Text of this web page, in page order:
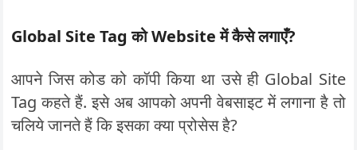
Global Site Tag को Website में कैसे लगाएँ?
आपने जिस कोड को कॉपी किया था उसे ही Global Site
Tag कहते हैं. इसे अब आपको अपनी वेबसाइट में लगाना है तो
चलिये जानते हैं कि इसका क्या प्रोसेस है?